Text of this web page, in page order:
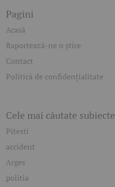
Pagini
Acasă
Raportează-ne o știre
Contact
Politică de confidențialitate
Cele mai căutate subiecte
Pitesti
accident
Arges
politia